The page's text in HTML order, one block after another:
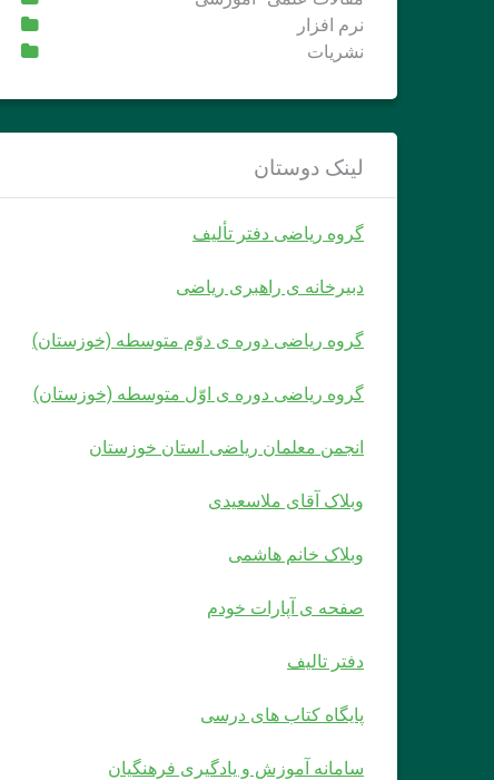
نرم افزار
نشریات
لینک دوستان
گروه ریاضی دفتر تألیف
دبیرخانه ی راهبری ریاضی
گروه ریاضی دوره ی دوّم متوسطه (خوزستان)
گروه ریاضی دوره ی اوّل متوسطه (خوزستان)
انجمن معلمان ریاضی استان خوزستان
وبلاک آقای ملاسعیدی
وبلاک خانم هاشمی
صفحه ی آپارات خودم
دفتر تالیف
پایگاه کتاب های درسی
سامانه آموزش و یادگیری فرهنگیان